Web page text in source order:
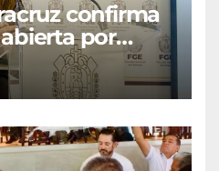
confirma
por
esperan
alcalde